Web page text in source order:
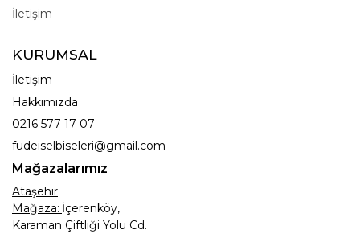
İletişim
KURUMSAL
İletişim
Hakkımızda
0216 577 17 07
fudeiselbiseleri@gmail.com
Mağazalarımız
Ataşehir
Mağaza: İçerenköy,
Karaman Çiftliği Yolu Cd.